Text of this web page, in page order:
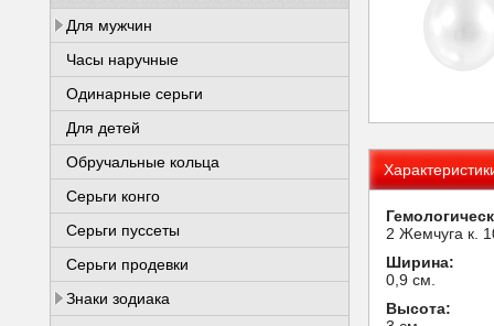
Для мужчин
Часы наручные
Одинарные серьги
Для детей
Обручальные кольца
Серьги конго
Серьги пуссеты
Серьги продевки
Знаки зодиака
2 Жемчуга к.
Ширина:
0,9 см.
Высота: